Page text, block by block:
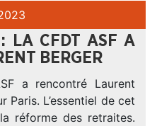
: LA CFDT ASF A
BERGER
a rencontré Laurent
L’essentiel de cet
réforme des retraites.